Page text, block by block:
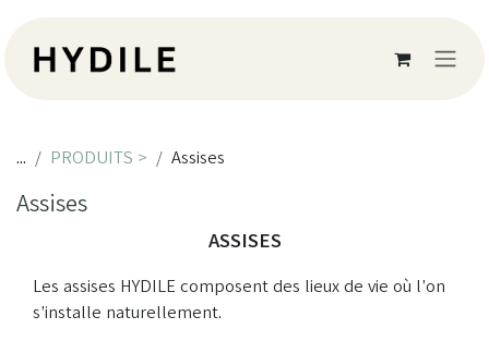
... PRODUITS > Assises
Assises
ASSISES
Les assises HYDILE composent des lieux de vie où l’on
s’installe naturellement.